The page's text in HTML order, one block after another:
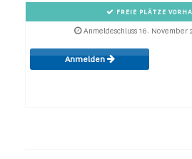
FREIE PLÄTZE
Anmeldeschluss 16. November
Anmelden